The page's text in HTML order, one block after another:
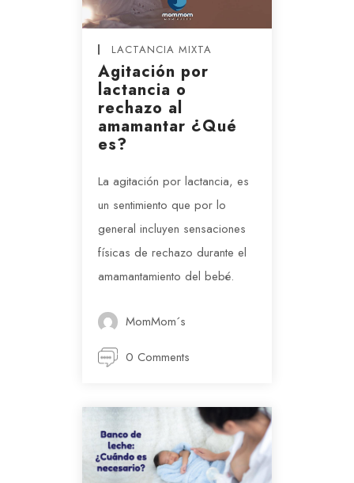
LACTANCIA MIXTA
Agitación por
lactancia o
rechazo al
amamantar ¿Qué
es?
La agitación por lactancia, es
un sentimiento que por lo
general incluyen sensaciones
físicas de rechazo durante el
amamantamiento del bebé.
MomMom´s
0 Comments